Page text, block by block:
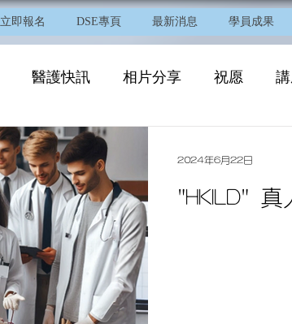
立即報名 DSE專頁 最新消息 學員成果
醫護快訊 相片分享 祝愿
"HKILD"
2024年6月22日